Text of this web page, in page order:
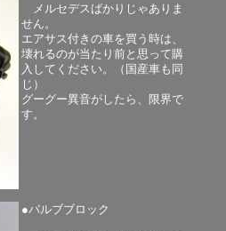
メルセデスばかりじゃありま
せん。
エアサス付きの車を買う時は、
壊れるのが当たり前と思って購
入してください。（国産車も同
じ）
グーグー異音がしたら、限界で
す。
●バルブブロック